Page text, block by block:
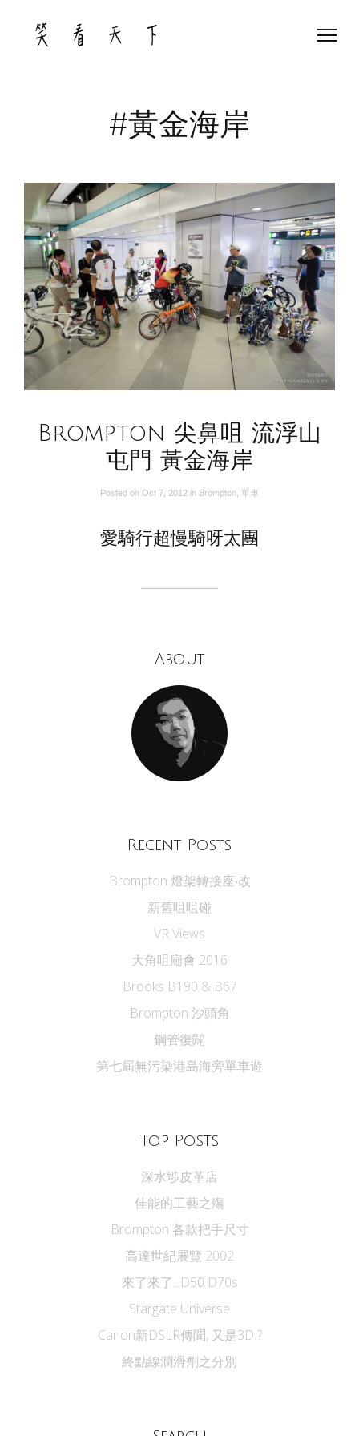
content
#黃金海岸
Brompton 尖鼻咀 流浮山
屯門 黃金海岸
Posted on Oct 7, 2012 in Brompton 單車
愛騎行超慢騎呀太團
About
Recent Posts
Brompton 燈架轉接座‧改
新舊咀咀碰
VR Views
大角咀廟會 2016
Brooks B190 & B67
Brompton 沙頭角
鋼管復闢
第七屆無污染港島海旁單車遊
Top Posts
深水埗皮革店
佳能的工藝之殤
Brompton 各款把手尺寸
高達世紀展覽 2002
來了來了...D50 D70s
Stargate Universe
Canon新DSLR傳聞, 又是3D ?
終點線潤滑劑之分別